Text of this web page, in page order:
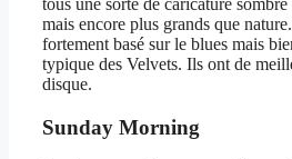
tous une sorte de caricature
mais encore plus grands que
fortement basé sur le blues mais
typique des Velvets. Ils ont de
disque.
Sunday Morning